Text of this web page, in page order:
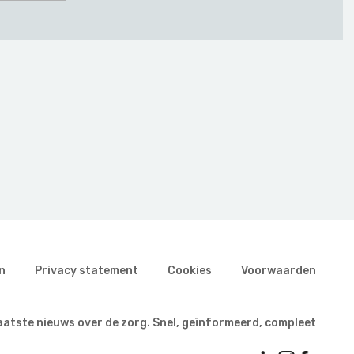
Privacy statement Cookies Voorwaarden
nieuws over de zorg. Snel, geïnformeerd, compleet